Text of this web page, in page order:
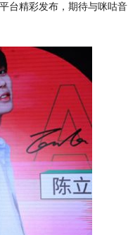
台精彩发布，期待与咪咕音